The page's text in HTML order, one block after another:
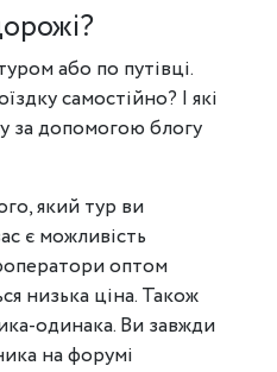
або по путівці.
самостійно? І які
за допомогою блогу
який тур ви
є можливість
оптом
низька ціна. Також
одинака. Ви завжди
на форумі